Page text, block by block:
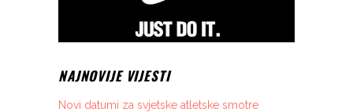
NAJNOVIJE VIJESTI
Novi datumi za svjetske atletske smotre